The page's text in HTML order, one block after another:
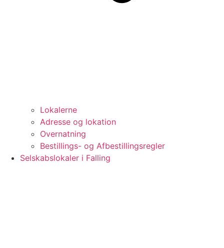
Lokalerne
Adresse og lokation
Overnatning
Bestillings- og Afbestillingsregler
Selskabslokaler i Falling